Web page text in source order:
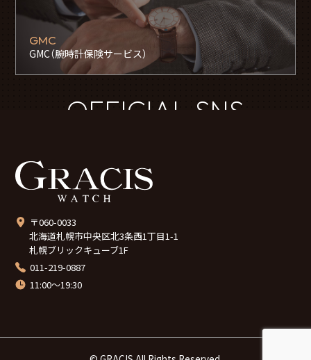
GMC
GMC（腕時計保険サービス）
OFFICIAL SNS
〒060-0033
北海道札幌市中央区北3条西1丁目1-1
札幌ブリックキューブ1F
011-219-0887
11:00～19:30